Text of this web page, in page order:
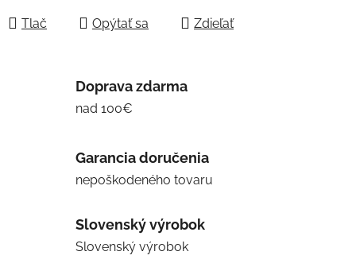
Tlač Opýtať sa Zdieľať
Doprava zdarma
nad 100€
Garancia doručenia
nepoškodeného tovaru
Slovenský výrobok
Slovenský výrobok